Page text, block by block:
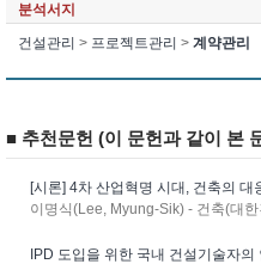
분석서지
건설관리 > 프로젝트관리 > 계약관리
■ 추천문헌 (이 문헌과 같이 본
[시론] 4차 산업혁명 시대, 건축의 대
이명식(Lee, Myung-Sik) - 건축(대
IPD 도입을 위한 국내 건설기술자의